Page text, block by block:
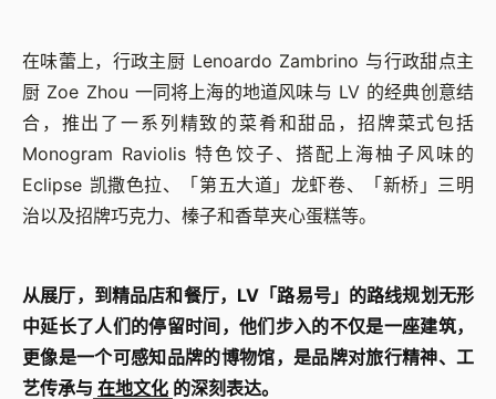
在味蕾上，行政主厨 Lenoardo Zambrino 与行政甜点主
厨 Zoe Zhou 一同将上海的地道风味与 LV 的经典创意结
合，推出了一系列精致的菜肴和甜品，招牌菜式包括
Monogram Raviolis 特色饺子、搭配上海柚子风味的
Eclipse 凯撒色拉、「第五大道」龙虾卷、「新桥」三明
治以及招牌巧克力、榛子和香草夹心蛋糕等。
从展厅，到精品店和餐厅，LV「路易号」的路线规划无形
中延长了人们的停留时间，他们步入的不仅是一座建筑，
更像是一个可感知品牌的博物馆，是品牌对旅行精神、工
艺传承与 在地文化 的深刻表达。